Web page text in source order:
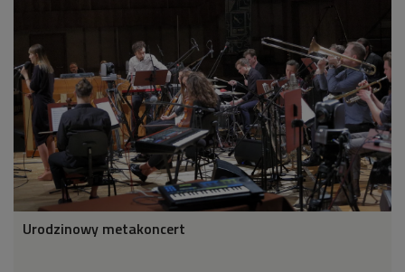
Urodzinowy metakoncert